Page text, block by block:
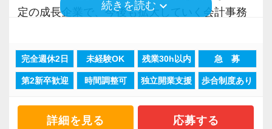
のお客様も約7割がクラウドを利用しています。
ザーでもあり、スタッフにはアドバイザー資格
「会計freee エキスパート」「会計freee 上級エ
キスパート」の取得を推奨（受験費用は事務所
現在いるスタッフは全員「会計freee エキスパー
定の成長企業で、今後も拡大していく会計事務
現在当社では「渋谷」「新宿」「錦糸町」
「柏」「横浜」「大阪」の６拠点を展開してい
2021年6月に「渋谷オフィス」を新設し、その
続きを読む keyboard_arrow_down
完全週休2日 未経験OK 残業30h以内 急 募
第2新卒歓迎 時間調整可 独立開業支援 歩合制度あり
詳細を見る 応募する